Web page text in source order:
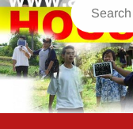
Search